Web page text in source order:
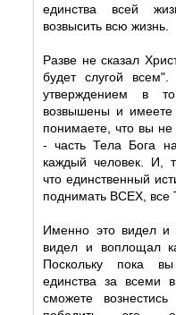
единства всей
возвысить всю жизнь.
Разве не сказал
будет слугой
утверждением в
возвышены и
понимаете, что вы
- часть Тела Бога
каждый человек. И,
что единственный
поднимать ВСЕХ, все
Именно это видел и
видел и воплощал
Поскольку пока
единства за всеми
сможете